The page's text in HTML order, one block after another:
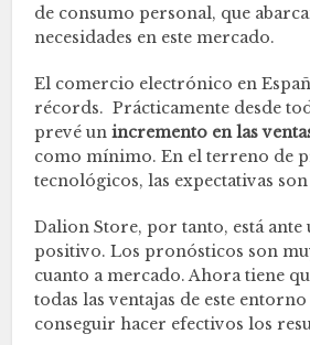
de consumo personal, que
necesidades en este mercado.
El comercio electrónico en
récords. Prácticamente desde
prevé un incremento en las
como mínimo. En el terreno de
tecnológicos, las expectativas
Dalion Store, por tanto, está ante
positivo. Los pronósticos son
cuanto a mercado. Ahora tiene
todas las ventajas de este
conseguir hacer efectivos los